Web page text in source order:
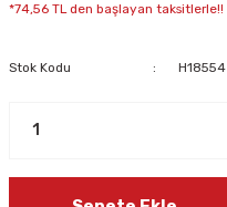
*74,56 TL den başlayan taksitlerle!!
Stok Kodu H18554